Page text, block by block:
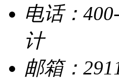
电话：
计
邮箱：